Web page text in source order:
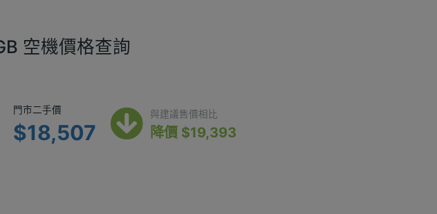
空機價格查詢
門市二手價 $18,507
門市二手價
$18,507
與建議售價相比
降價 $19,393